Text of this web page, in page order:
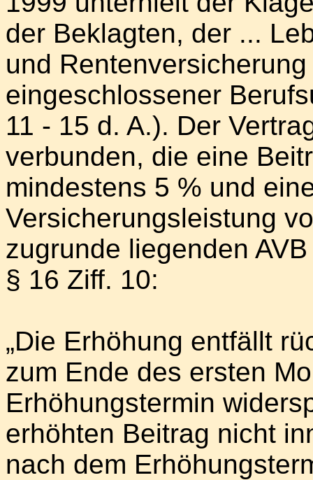
der Beklagten, der ...
und
eingeschlossener
11 - 15 d. A.). Der
verbunden, die eine
mindestens 5 % und
Versicherungsleistung
zugrunde liegenden
§ 16 Ziff. 10:
„Die Erhöhung entfällt
zum Ende des ersten
Erhöhungstermin
erhöhten Beitrag nicht
nach dem